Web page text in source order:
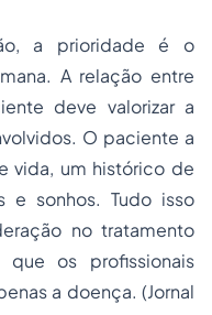
a prioridade é o
A relação entre
deve valorizar a
O paciente a
vida, um histórico de
e sonhos. Tudo isso
no tratamento
os profissionais
a doença. (Jornal